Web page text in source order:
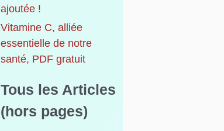
ajoutée !
Vitamine C, alliée
essentielle de notre
santé, PDF gratuit
Tous les Articles
(hors pages)